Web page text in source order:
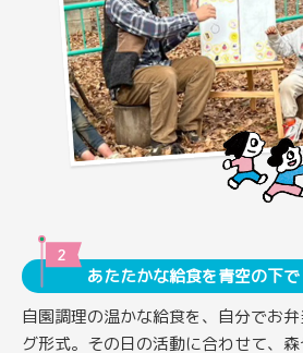
あたたかな給食を青空の下で
自園調理の温かな給食を、自分でお
グ形式。その日の活動に合わせて、